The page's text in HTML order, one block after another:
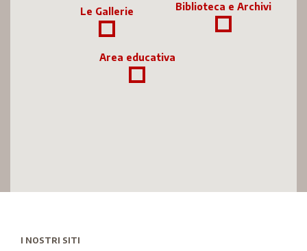
Biblioteca e Archivi
Le Gallerie
Area educativa
I NOSTRI SITI